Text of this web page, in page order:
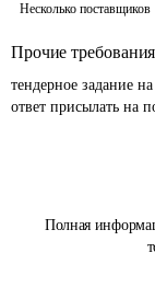
Полная
Несколько поставщиков
Прочие требования
тендерное задание
ответ присылать на